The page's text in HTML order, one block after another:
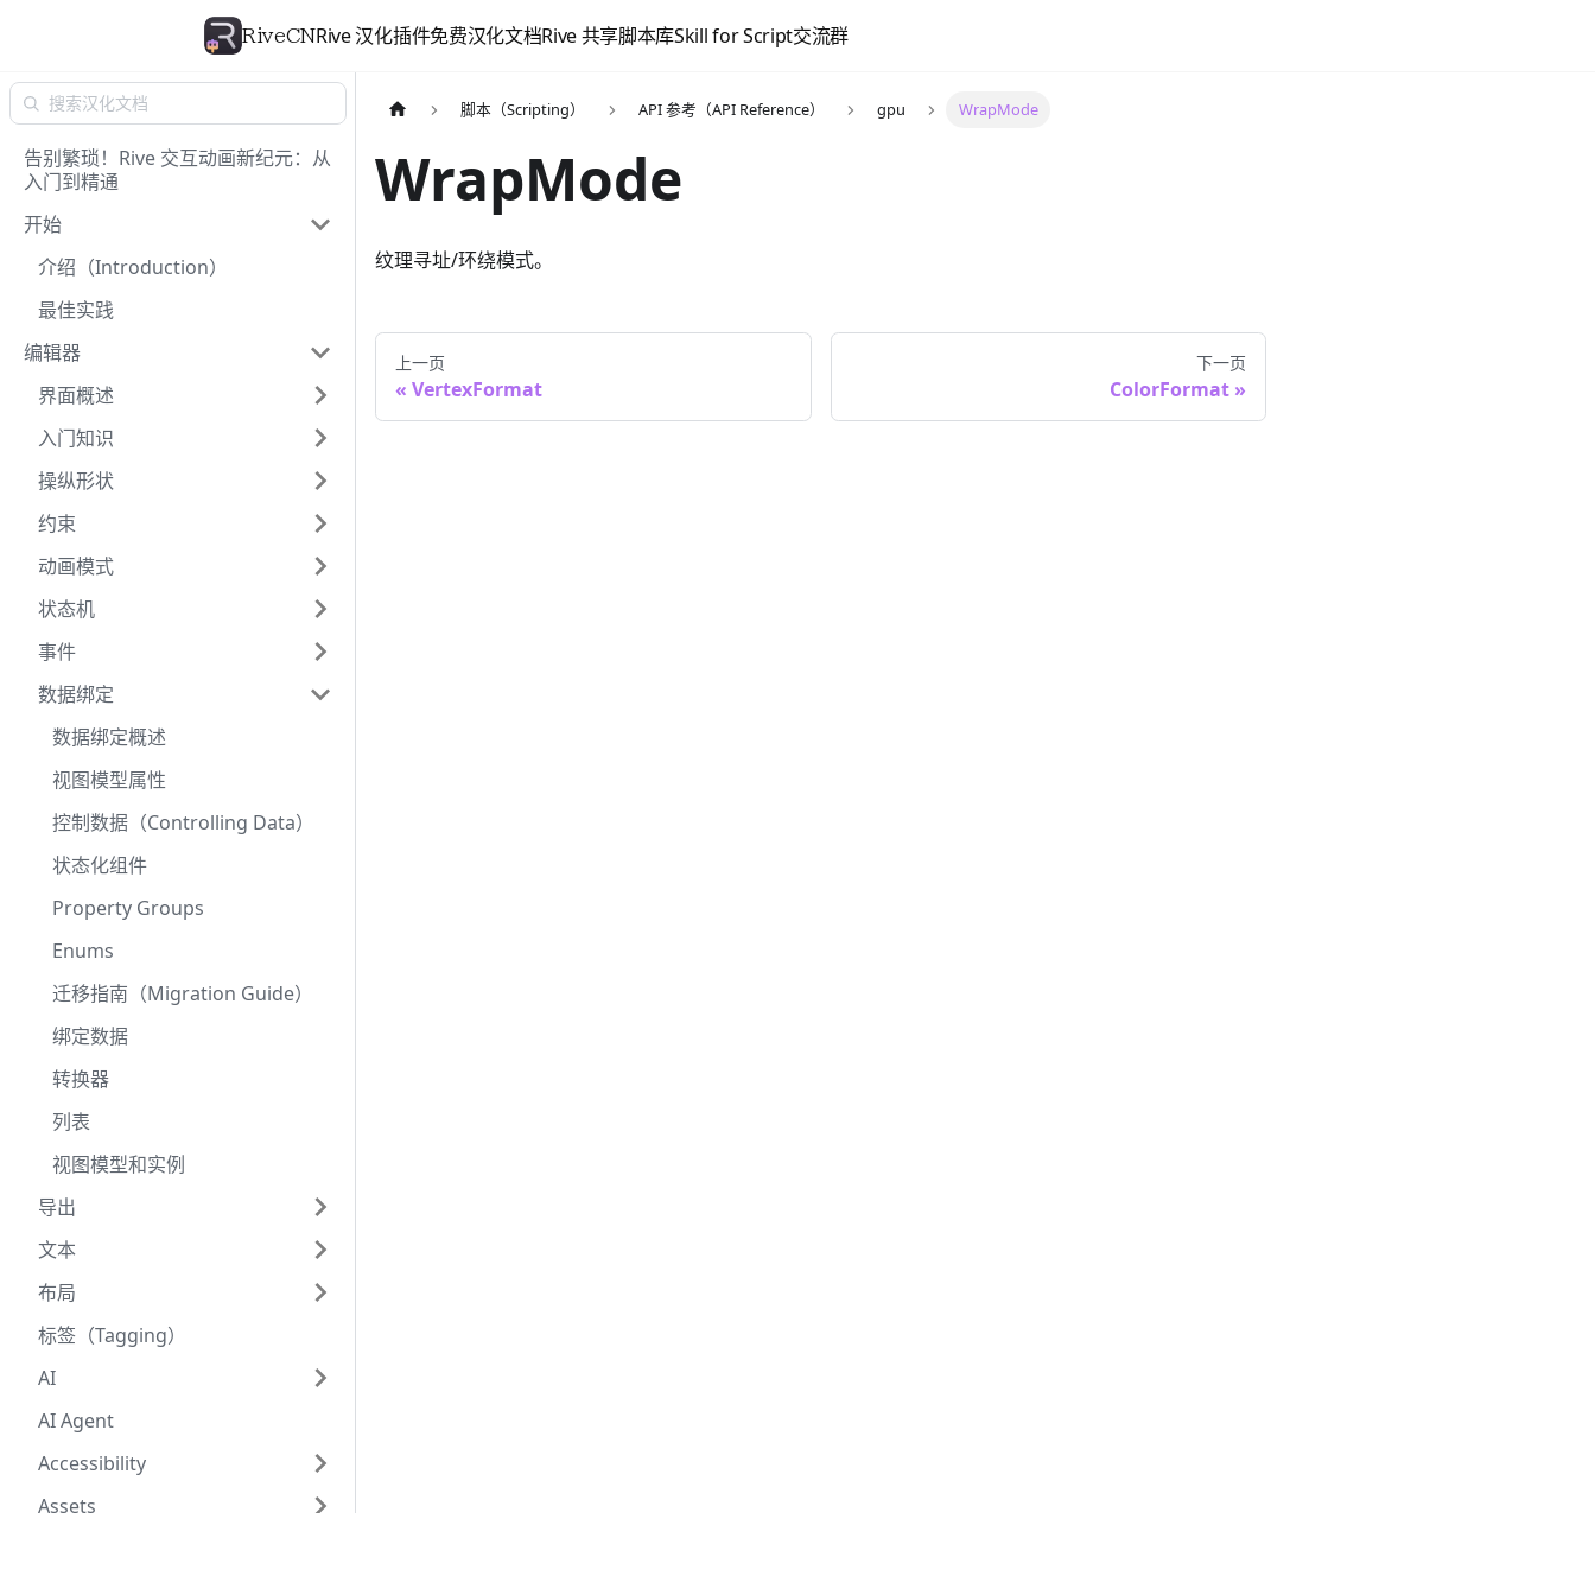
RiveCNRive 汉化插件免费汉化文档Rive 共享脚本库Skill for Script交流群
告别繁琐！Rive 交互动画新纪元：从
入门到精通
开始
介绍（Introduction）
最佳实践
编辑器
界面概述
入门知识
操纵形状
约束
动画模式
状态机
事件
数据绑定
数据绑定概述
视图模型属性
控制数据（Controlling Data）
状态化组件
Property Groups
Enums
迁移指南（Migration Guide）
绑定数据
转换器
列表
视图模型和实例
导出
文本
布局
标签（Tagging）
AI
AI Agent
Accessibility
Assets
脚本（Scripting） API 参考（API Reference） gpu WrapMode
WrapMode
纹理寻址/环绕模式。
上一页
VertexFormat
下一页
ColorFormat